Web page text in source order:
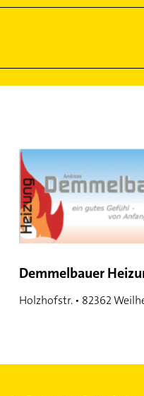
Demmelbauer
Holzhofstr. • 82362